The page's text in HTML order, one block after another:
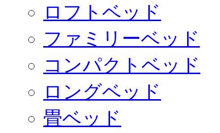
ロフトベッド
ファミリーベッド
コンパクトベッド
ロングベッド
畳ベッド